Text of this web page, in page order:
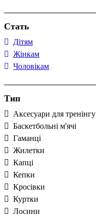
Стать
Дітям
Жінкам
Чоловікам
Тип
Аксесуари для тренінгу
Баскетбольні м'ячі
Гаманці
Жилетки
Капці
Кепки
Кросівки
Куртки
Лосини